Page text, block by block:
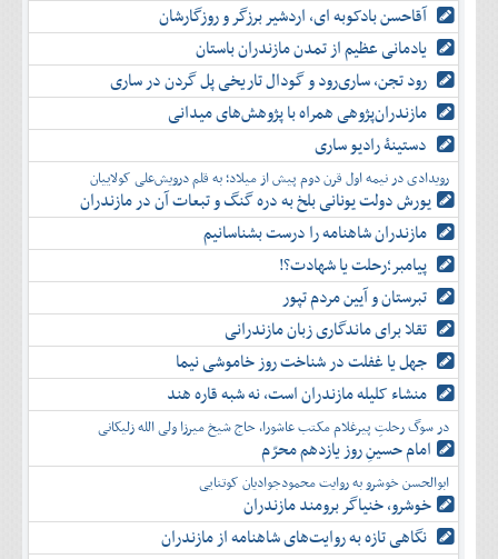
آقاحسن بادکوبه ای، اردشیر برزگر و روزگارشان
یادمانی عظیم از تمدن مازندران باستان
رود تجن، ساری‌رود و گودال تاریخی پل گردن در ساری
مازندران‌پژوهی همراه با پژوهش‌های میدانی
دستینۀ رادیو ساری
رویدادی در نیمه اول قرن دوم پیش از میلاد؛ به قلم درویش‌علی کولاییان
یورش دولت یونانی بلخ به دره گنگ و تبعات آن در مازندران
مازندران شاهنامه را درست بشناسانیم
پیامبر؛رحلت یا شهادت؟!
تبرستان و آیین مردم تپور
تقلا برای ماندگاری زبان مازندرانی
جهل یا غفلت در شناخت روز خاموشی نیما
منشاء کلیله مازندران است، نه شبه قاره هند
در سوگ رحلتِ پیرغلام مکتب عاشورا، حاج شیخ میرزا ولی الله زلیکانی
امام حسینِ روز یازدهم محرّم
ابوالحسن خوشرو به روایت محمودجوادیان کوتنایی
خوشرو، خنياگر برومند مازندران
نگاهی تازه به روایت‌های شاهنامه از مازندران